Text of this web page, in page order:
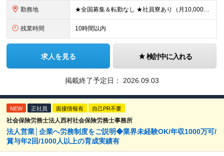
勤務地 ★全国募集＆転勤なし ★社員寮あり（月10,000円～） ※勤務地による ★直行直帰OK ★車・自転車・バイク通勤OK ※一部事務所 【北海道・東北】 札幌事務所、仙台事務所 【関東】 大宮事務所
残業時間 10時間以内
求人を見る 検討中に入れる
掲載終了予定日： 2026.09.03
NEW 正社員 面接情報有 自己PR不要
社会保険労務士法人西村社会保険労務士事務所
法人営業│企業へ労務制度をご説明◆業界未経験OK/年収1000万可/
賞与年2回/1000人以上の育成実績有